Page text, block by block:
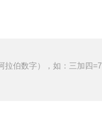
拉伯数字），如：三加四=7